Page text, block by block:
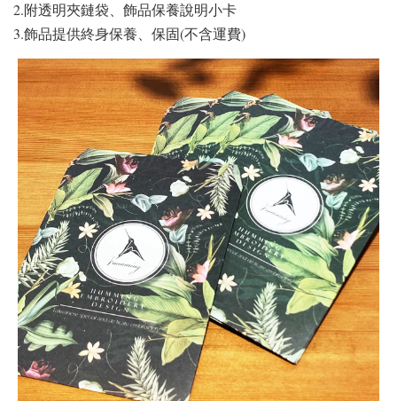
2.附透明夾鏈袋、飾品保養說明小卡
3.飾品提供終身保養、保固(不含運費)